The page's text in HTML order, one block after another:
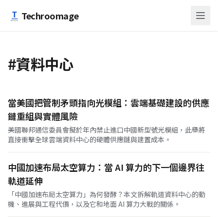
Techroomage
#資料中心
當美國把管制矛頭指向光模組：雲端基礎建設的供應
鏈重組與實體風險
美國聯邦通信委員會擬於年內禁止進口中國新型號光模組，此舉將
直接衝擊全球雲端資料中心的硬體供應鏈與建置成本。
中國加速布局太空算力：當 AI 算力的下一個邊界往
軌道延伸
「中國加速布局太空算力」為何發酵？本文拆解軌道資料中心的動
機、進展與工程代價，以及它和地面 AI 算力大戰的關係。